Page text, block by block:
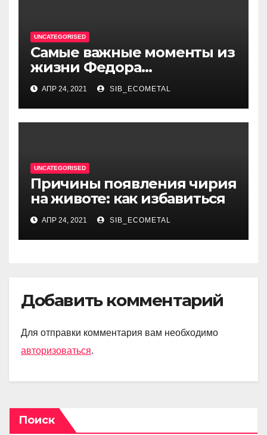
UNCATEGORISED
Самые важные моменты из
жизни Федора
Достоевского — от детства
и становления писателя до
трагических событий и
восхождения на
АПР 24, 2021 SIB_ECOMETAL
UNCATEGORISED
Причины появления чирия
на животе: как избавиться
АПР 24, 2021 SIB_ECOMETAL
Добавить комментарий
Для отправки комментария вам необходимо
авторизоваться.
Поиск